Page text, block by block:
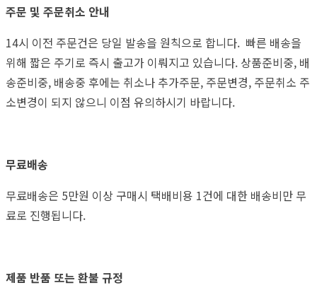
주문 및 주문취소 안내
14시 이전 주문건은 당일 발송을 원칙으로 합니다. 빠른 배송을
위해 짧은 주기로 즉시 출고가 이뤄지고 있습니다. 상품준비중, 배
송준비중, 배송중 후에는 취소나 추가주문, 주문변경, 주문취소 주
소변경이 되지 않으니 이점 유의하시기 바랍니다.
무료배송
무료배송은 5만원 이상 구매시 택배비용 1건에 대한 배송비만 무
료로 진행됩니다.
제품 반품 또는 환불 규정